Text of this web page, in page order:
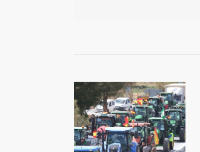
Juan Alberto triomfa en
Horcajo de Santiago